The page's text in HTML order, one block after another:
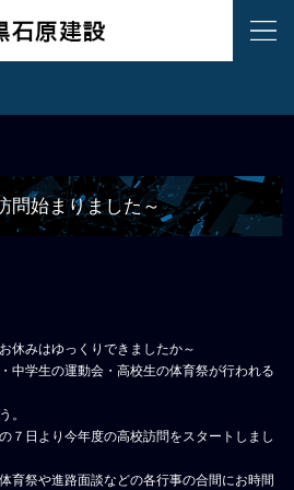
問始まりました～
休みはゆっくりできましたか～
中学生の運動会・高校生の体育祭が行われる
。
７日より今年度の高校訪問をスタートしまし
育祭や進路面談などの各行事の合間にお時間